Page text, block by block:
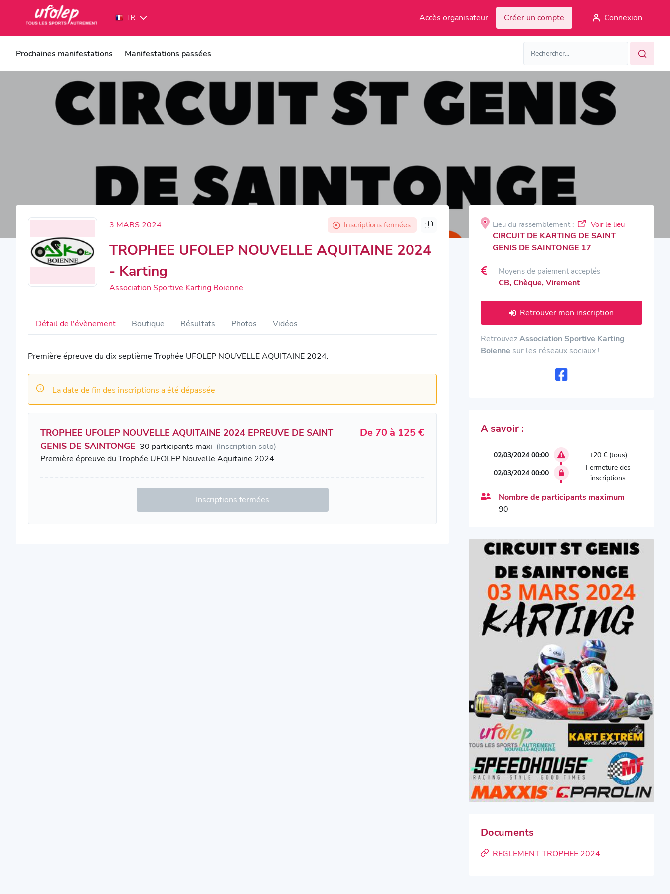
FR
FR
EN
Accès organisateur Créer un compte Connexion
Prochaines manifestations Manifestations passées
3 MARS 2024 Inscriptions fermées
TROPHEE UFOLEP NOUVELLE AQUITAINE 2024
- Karting
Association Sportive Karting Boienne
Détail de l'évènement Boutique Résultats Photos Vidéos
Première épreuve du dix septième Trophée UFOLEP NOUVELLE AQUITAINE 2024.
La date de fin des inscriptions a été dépassée
TROPHEE UFOLEP NOUVELLE AQUITAINE 2024 EPREUVE DE SAINT
GENIS DE SAINTONGE 30 participants maxi (Inscription solo)
De 70 à 125 €
Première épreuve du Trophée UFOLEP Nouvelle Aquitaine 2024
Inscriptions fermées
Lieu du rassemblement : Voir le lieu
CIRCUIT DE KARTING DE SAINT
GENIS DE SAINTONGE 17
Moyens de paiement acceptés
CB, Chèque, Virement
Retrouver mon inscription
RetrouvezAssociation Sportive Karting
Boienne sur les réseaux sociaux !
A savoir :
02/03/2024 00:00
+20 € (tous)
02/03/2024 00:00
Fermeture des
inscriptions
Nombre de participants maximum
90
Documents
REGLEMENT TROPHEE 2024
Panneau de gestion des cookies